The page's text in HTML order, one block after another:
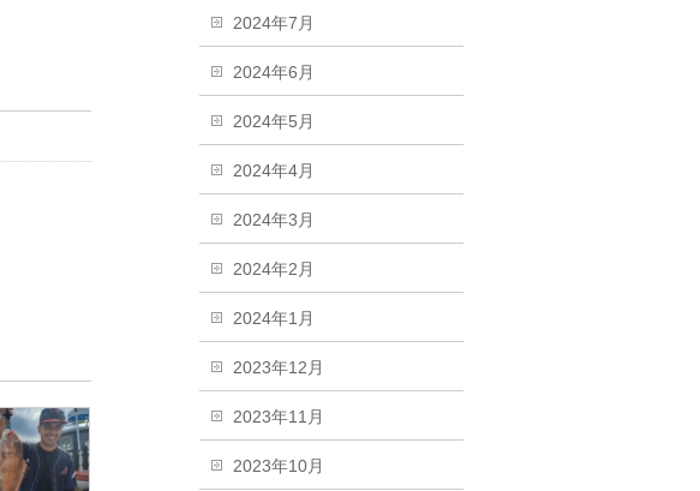
2024年7月
2024年6月
2024年5月
2024年4月
2024年3月
2024年2月
2024年1月
2023年12月
2023年11月
2023年10月